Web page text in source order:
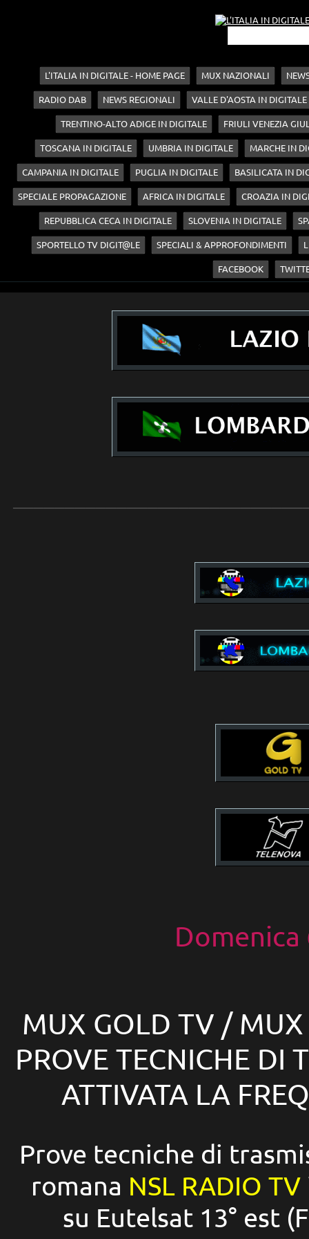
L'ITALIA IN DIGITALE - HOME PAGE MUX NAZIONALI
RADIO DAB NEWS REGIONALI VALLE D'AOSTA IN DIGITALE
TRENTINO-ALTO ADIGE IN DIGITALE FRIULI VENEZIA
TOSCANA IN DIGITALE UMBRIA IN DIGITALE MARCHE IN
CAMPANIA IN DIGITALE PUGLIA IN DIGITALE BASILICATA IN
SPECIALE PROPAGAZIONE AFRICA IN DIGITALE CROAZIA IN
REPUBBLICA CECA IN DIGITALE SLOVENIA IN DIGITALE
SPORTELLO TV DIGIT@LE SPECIALI & APPROFONDIMENTI
FACEBOOK
Domenica
MUX GOLD TV /
PROVE TECNICHE DI
ATTIVATA LA
Prove tecniche di
romana NSL RADIO TV
su Eutelsat 13° est